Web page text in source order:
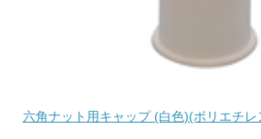
六角ナット用キャップ (白色)(ポリエチレ